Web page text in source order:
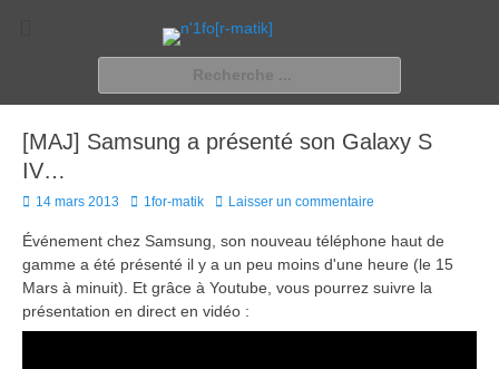
n'1fo[r-matik]
Pour les nymphos d'infos en info…
[MAJ] Samsung a présenté son Galaxy S
IV…
Posted
14 mars 2013 Author
1for-matik Laisser un commentaire
Événement chez Samsung, son nouveau téléphone haut de
gamme a été présenté il y a un peu moins d'une heure (le 15
Mars à minuit). Et grâce à Youtube, vous pourrez suivre la
présentation en direct en vidéo :